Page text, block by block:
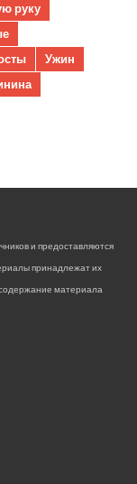
руку
Ужин
и предоставляются
принадлежат их
материала